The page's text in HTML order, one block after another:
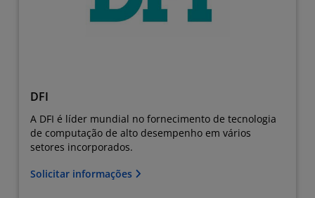
DFI
A DFI é líder mundial no fornecimento de tecnologia
de computação de alto desempenho em vários
setores incorporados.
Solicitar informações